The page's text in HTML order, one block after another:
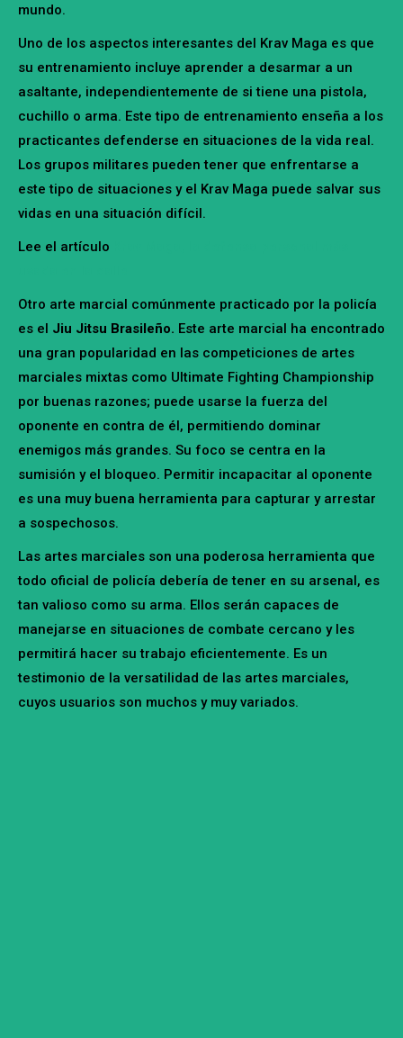
mundo.
Uno de los aspectos interesantes del Krav Maga es que
su entrenamiento incluye aprender a desarmar a un
asaltante, independientemente de si tiene una pistola,
cuchillo o arma. Este tipo de entrenamiento enseña a los
practicantes defenderse en situaciones de la vida real.
Los grupos militares pueden tener que enfrentarse a
este tipo de situaciones y el Krav Maga puede salvar sus
vidas en una situación difícil.
Lee el artículo
Otro arte marcial comúnmente practicado por la policía
es el Jiu Jitsu Brasileño. Este arte marcial ha encontrado
una gran popularidad en las competiciones de artes
marciales mixtas como Ultimate Fighting Championship
por buenas razones; puede usarse la fuerza del
oponente en contra de él, permitiendo dominar
enemigos más grandes. Su foco se centra en la
sumisión y el bloqueo. Permitir incapacitar al oponente
es una muy buena herramienta para capturar y arrestar
a sospechosos.
Las artes marciales son una poderosa herramienta que
todo oficial de policía debería de tener en su arsenal, es
tan valioso como su arma. Ellos serán capaces de
manejarse en situaciones de combate cercano y les
permitirá hacer su trabajo eficientemente. Es un
testimonio de la versatilidad de las artes marciales,
cuyos usuarios son muchos y muy variados.